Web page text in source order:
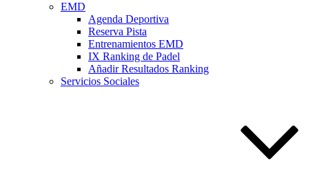
EMD
Agenda Deportiva
Reserva Pista
Entrenamientos EMD
IX Ranking de Padel
Añadir Resultados Ranking
Servicios Sociales